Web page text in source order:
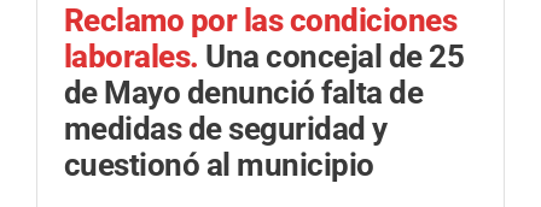
Reclamo por las condiciones
laborales. Una concejal de 25
de Mayo denunció falta de
medidas de seguridad y
cuestionó al municipio